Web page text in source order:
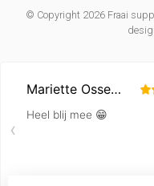
© Copyright 2026 Fraai